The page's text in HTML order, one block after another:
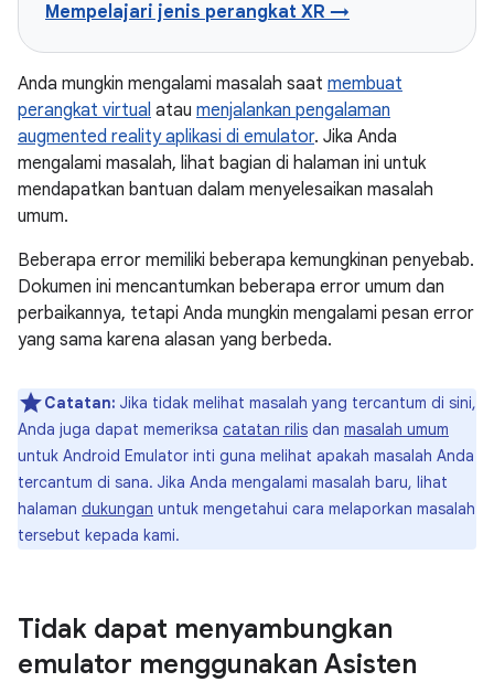
Mempelajari jenis perangkat XR →
Anda mungkin mengalami masalah saat membuat
perangkat virtual atau menjalankan pengalaman
augmented reality aplikasi di emulator. Jika Anda
mengalami masalah, lihat bagian di halaman ini untuk
mendapatkan bantuan dalam menyelesaikan masalah
umum.
Beberapa error memiliki beberapa kemungkinan penyebab.
Dokumen ini mencantumkan beberapa error umum dan
perbaikannya, tetapi Anda mungkin mengalami pesan error
yang sama karena alasan yang berbeda.
Catatan: Jika tidak melihat masalah yang tercantum di sini,
Anda juga dapat memeriksa catatan rilis dan masalah umum
untuk Android Emulator inti guna melihat apakah masalah Anda
tercantum di sana. Jika Anda mengalami masalah baru, lihat
halaman dukungan untuk mengetahui cara melaporkan masalah
tersebut kepada kami.
Tidak dapat menyambungkan
emulator menggunakan Asisten